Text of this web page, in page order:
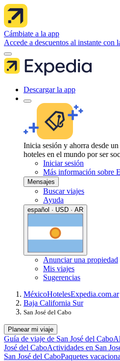
Cámbiate a la app
Accede a descuentos al instante con
Descargar la app
Inicia sesión y ahorra desde
hoteles en el mundo por ser
Iniciar sesión
Más información sobre
Mensajes
Buscar viajes
Ayuda
español · USD · AR
Anunciar una propiedad
Mis viajes
Sugerencias
MéxicoHotelesExpedia.com.ar
Baja California Sur
San José del Cabo
Planear mi viaje
Guía de viaje de San José del Cabo
José del CaboActividades en San
San José del CaboPaquetes